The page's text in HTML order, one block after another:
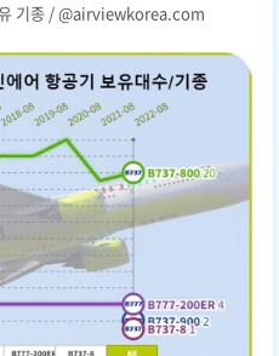
기종 / @airviewkorea.com